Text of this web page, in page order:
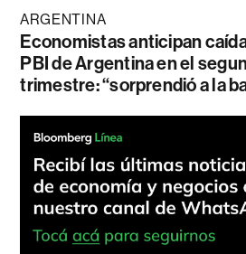
ARGENTINA
Economistas anticipan
PBI de Argentina en el
trimestre: “sorprendió a la